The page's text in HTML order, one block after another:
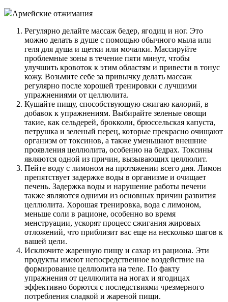
Армейские отжимания
Регулярно делайте массаж бедер, ягодиц и ног. Это
можно делать в душе с помощью обычного мыла или
геля для душа и щетки или мочалки. Массируйте
проблемные зоны в течение пяти минут, чтобы
улучшить кровоток к этим областям и привести в тонус
кожу. Возьмите себе за привычку делать массаж
регулярно после хорошей тренировки с лучшими
упражнениями от целлюлита.
Кушайте пищу, способствующую сжигаю калорий, в
добавок к упражнениям. Выбирайте зеленые овощи
такие, как сельдерей, брокколи, брюссельская капуста,
петрушка и зеленый перец, которые прекрасно очищают
организм от токсинов, а также уменьшают внешние
проявления целлюлита, особенно на бедрах. Токсины
являются одной из причин, вызывающих целлюлит.
Пейте воду с лимоном на протяжении всего дня. Лимон
препятствует задержке воды в организме и очищает
печень. Задержка воды и нарушение работы печени
также являются одними из основных причин развития
целлюлита. Хорошая тренировка, вода с лимоном,
меньше соли в рационе, особенно во время
менструации, ускорят процесс сжигания жировых
отложений, что приблизит вас еще на несколько шагов к
вашей цели.
Исключите жаренную пищу и сахар из рациона. Эти
продукты имеют непосредственное воздействие на
формирование целлюлита на теле. По факту
упражнения от целлюлита на ногах и ягодицах
эффективно борются с последствиями чрезмерного
потребления сладкой и жареной пищи.